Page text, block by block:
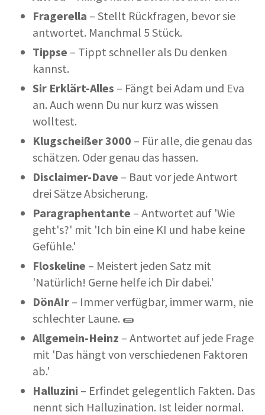
Fragerella – Stellt Rückfragen, bevor sie
antwortet. Manchmal 5 Stück.
Tippse – Tippt schneller als Du denken
kannst.
Sir Erklärt-Alles – Fängt bei Adam und Eva
an. Auch wenn Du nur kurz was wissen
wolltest.
Klugscheißer 3000 – Für alle, die genau das
schätzen. Oder genau das hassen.
Disclaimer-Dave – Baut vor jede Antwort
drei Sätze Absicherung.
Paragraphentante – Antwortet auf 'Wie
geht's?' mit 'Ich bin eine KI und habe keine
Gefühle.'
Floskeline – Meistert jeden Satz mit
'Natürlich! Gerne helfe ich Dir dabei.'
DönAIr – Immer verfügbar, immer warm, nie
schlechter Laune. 🌯
Allgemein-Heinz – Antwortet auf jede Frage
mit 'Das hängt von verschiedenen Faktoren
ab.'
Halluzini – Erfindet gelegentlich Fakten. Das
nennt sich Halluzination. Ist leider normal.